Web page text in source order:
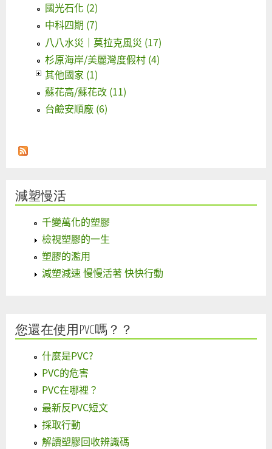
國光石化 (2)
中科四期 (7)
八八水災｜莫拉克風災 (17)
杉原海岸/美麗灣度假村 (4)
其他國家 (1)
蘇花高/蘇花改 (11)
台鹼安順廠 (6)
減塑慢活
千變萬化的塑膠
檢視塑膠的一生
塑膠的濫用
減塑減速 慢慢活著 快快行動
您還在使用PVC嗎？？
什麼是PVC?
PVC的危害
PVC在哪裡？
最新反PVC短文
採取行動
解讀塑膠回收辨識碼